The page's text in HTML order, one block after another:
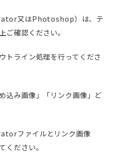
又はPhotoshop）は、テ
ご確認ください。
トライン処理を行ってくださ
込み画像」「リンク画像」ど
ファイルとリンク画像
ください。